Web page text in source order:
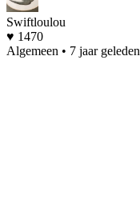
Swiftloulou
♥ 1470
Algemeen • 7 jaar geleden